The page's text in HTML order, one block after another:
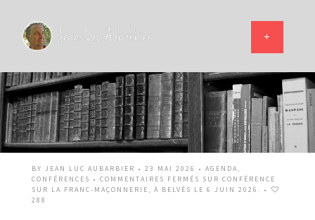
BY JEAN LUC AUBARBIER • 23 MAI 2026 • AGENDA,
CONFÉRENCES • COMMENTAIRES FERMÉS SUR CONFÉRENCE
SUR LA FRANC-MAÇONNERIE, À BELVÈS LE 6 JUIN 2026. •
288